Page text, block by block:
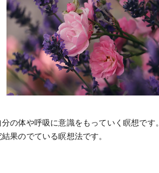
分の体や呼吸に意識をもっていく瞑想です。
果のでている瞑想法です。